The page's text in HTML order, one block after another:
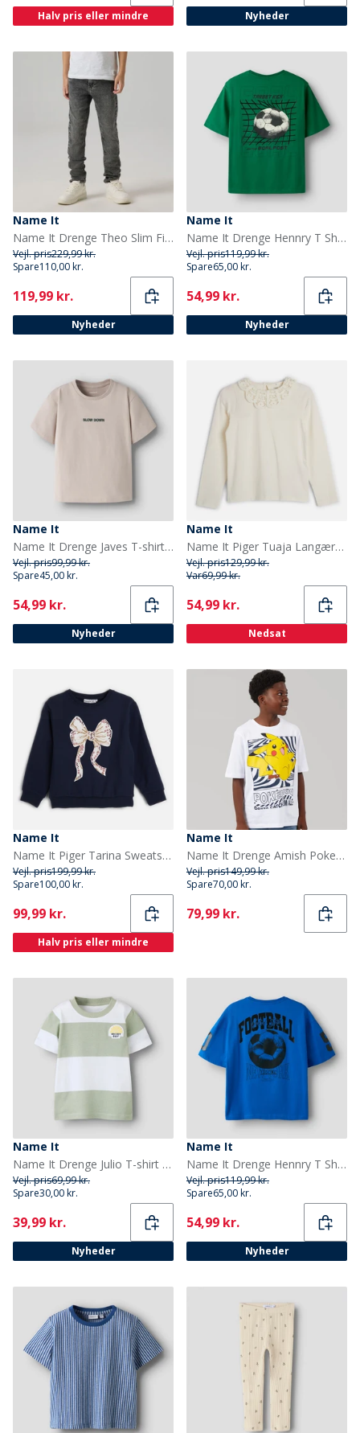
Halv pris eller mindre Nyheder
Name It
Name It Drenge Theo Slim Fit Jeans Medium Grey Denim
Vejl. pris229,99 kr.
Spare110,00 kr.
Current
119,99 kr.
Nyheder
Name It
Name It Drenge Hennry T Shirt Bosphorus
Vejl. pris119,99 kr.
Spare65,00 kr.
Current
54,99 kr.
Nyheder
Name It
Name It Drenge Javes T-shirt Chateau Gray
Vejl. pris99,99 kr.
Spare45,00 kr.
Current
54,99 kr.
Nyheder
Name It
Name It Piger Tuaja Langærmet Top Cloud Dancer
Vejl. pris129,99 kr.
Var69,99 kr.
Current
54,99 kr.
Nedsat
Name It
Name It Piger Tarina Sweatshirt Navy Blazer
Vejl. pris199,99 kr.
Spare100,00 kr.
Current
99,99 kr.
Halv pris eller mindre
Name It
Name It Drenge Amish Pokemon T Shirt Bright White
Vejl. pris149,99 kr.
Spare70,00 kr.
Current
79,99 kr.
Name It
Name It Drenge Julio T-shirt Desert Sage
Vejl. pris69,99 kr.
Spare30,00 kr.
Current
39,99 kr.
Nyheder
Name It
Name It Drenge Hennry T Shirt Deep Ultramarine
Vejl. pris119,99 kr.
Spare65,00 kr.
Current
54,99 kr.
Nyheder